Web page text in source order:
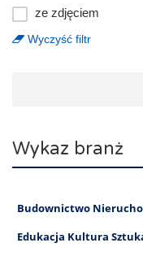
ze zdjęciem
Wyczyść filtr
Wykaz branż
Budownictwo
Edukacja Kultura